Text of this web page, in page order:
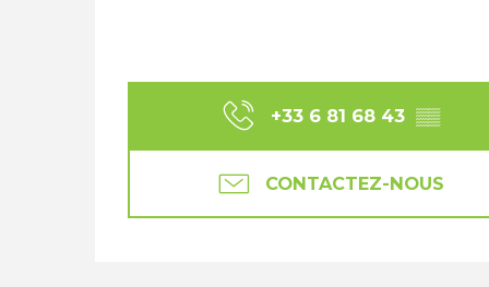
+33 6 81 68 43 ▒▒
CONTACTEZ-NOUS